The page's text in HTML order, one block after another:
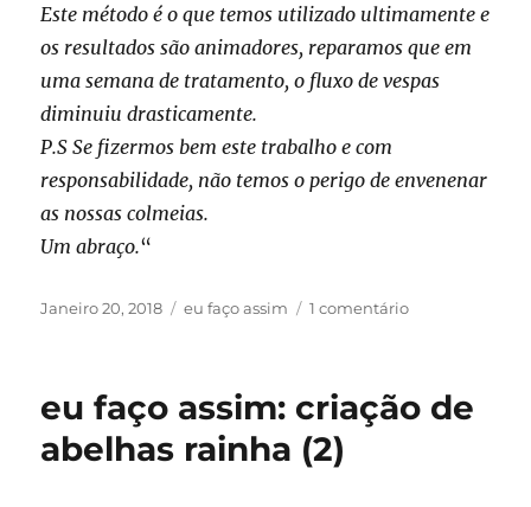
Este método é o que temos utilizado ultimamente e
os resultados são animadores, reparamos que em
uma semana de tratamento, o fluxo de vespas
diminuiu drasticamente.
P.S Se fizermos bem este trabalho e com
responsabilidade, não temos o perigo de envenenar
as nossas colmeias.
Um abraço.“
Publicado
Janeiro 20, 2018 Categorias
eu faço assim 1 comentárioem
combate
eu faço assim: criação de
abelhas rainha (2)